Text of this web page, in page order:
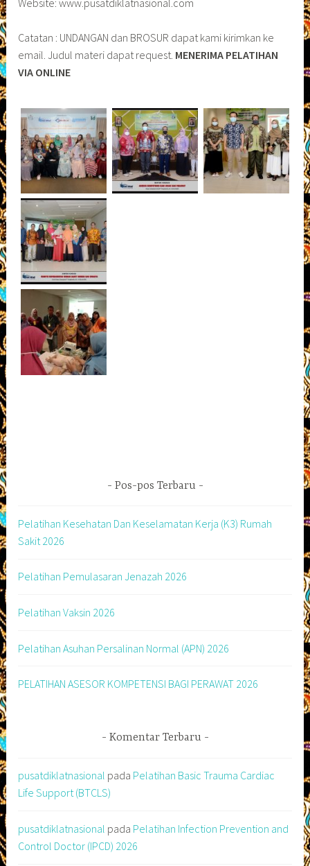
Catatan : UNDANGAN dan BROSUR dapat kami kirimkan ke
email. Judul materi dapat request. MENERIMA PELATIHAN
VIA ONLINE
Pos-pos Terbaru
Pelatihan Kesehatan Dan Keselamatan Kerja (K3) Rumah
Sakit 2026
Pelatihan Pemulasaran Jenazah 2026
Pelatihan Vaksin 2026
Pelatihan Asuhan Persalinan Normal (APN) 2026
PELATIHAN ASESOR KOMPETENSI BAGI PERAWAT 2026
Komentar Terbaru
pusatdiklatnasional pada Pelatihan Basic Trauma Cardiac
Life Support (BTCLS)
pusatdiklatnasional pada Pelatihan Infection Prevention and
Control Doctor (IPCD) 2026